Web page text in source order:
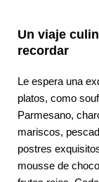
Un viaje
recordar
Le espera una
platos, como
Parmesano,
mariscos,
postres
mousse de